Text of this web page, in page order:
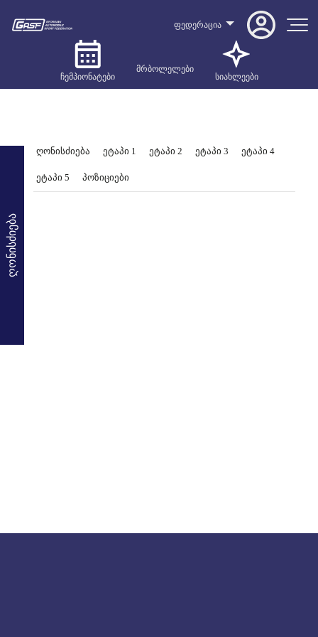
ფედერაცია
ჩემპიონატები
მრბოლელები
სიახლეები
ღონისძიება
ღონისძიება ეტაპი 1 ეტაპი 2 ეტაპი 3 ეტაპი 4
ეტაპი 5 პოზიციები